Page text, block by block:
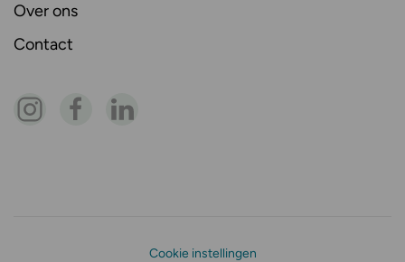
Over ons
Contact
Cookie instellingen